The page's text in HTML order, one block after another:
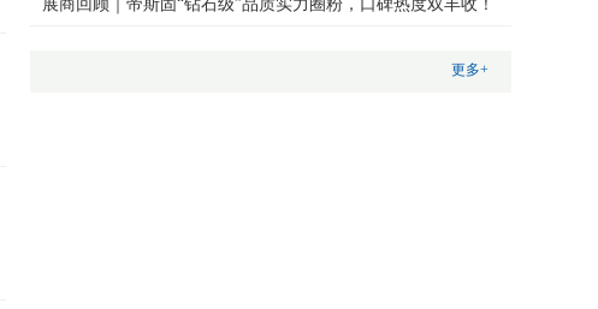
展商回顾｜帝斯固“钻石级”品质实力圈粉，口碑热度双丰收！
更多+